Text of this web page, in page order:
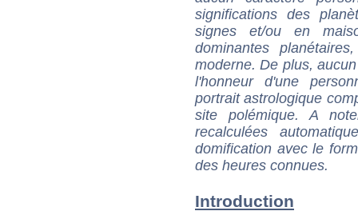
significations des
signes et/ou en
dominantes
moderne. De plus,
l'honneur d'une
portrait astrologique
site polémique. A
recalculées
domification avec le
des heures connues.
Introduction